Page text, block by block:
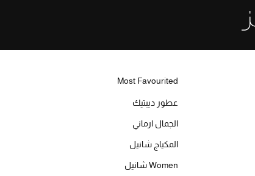
Most Favourited
عطور ديبتيك
الجمال ارماني
المكياج شانيل
Women شانيل